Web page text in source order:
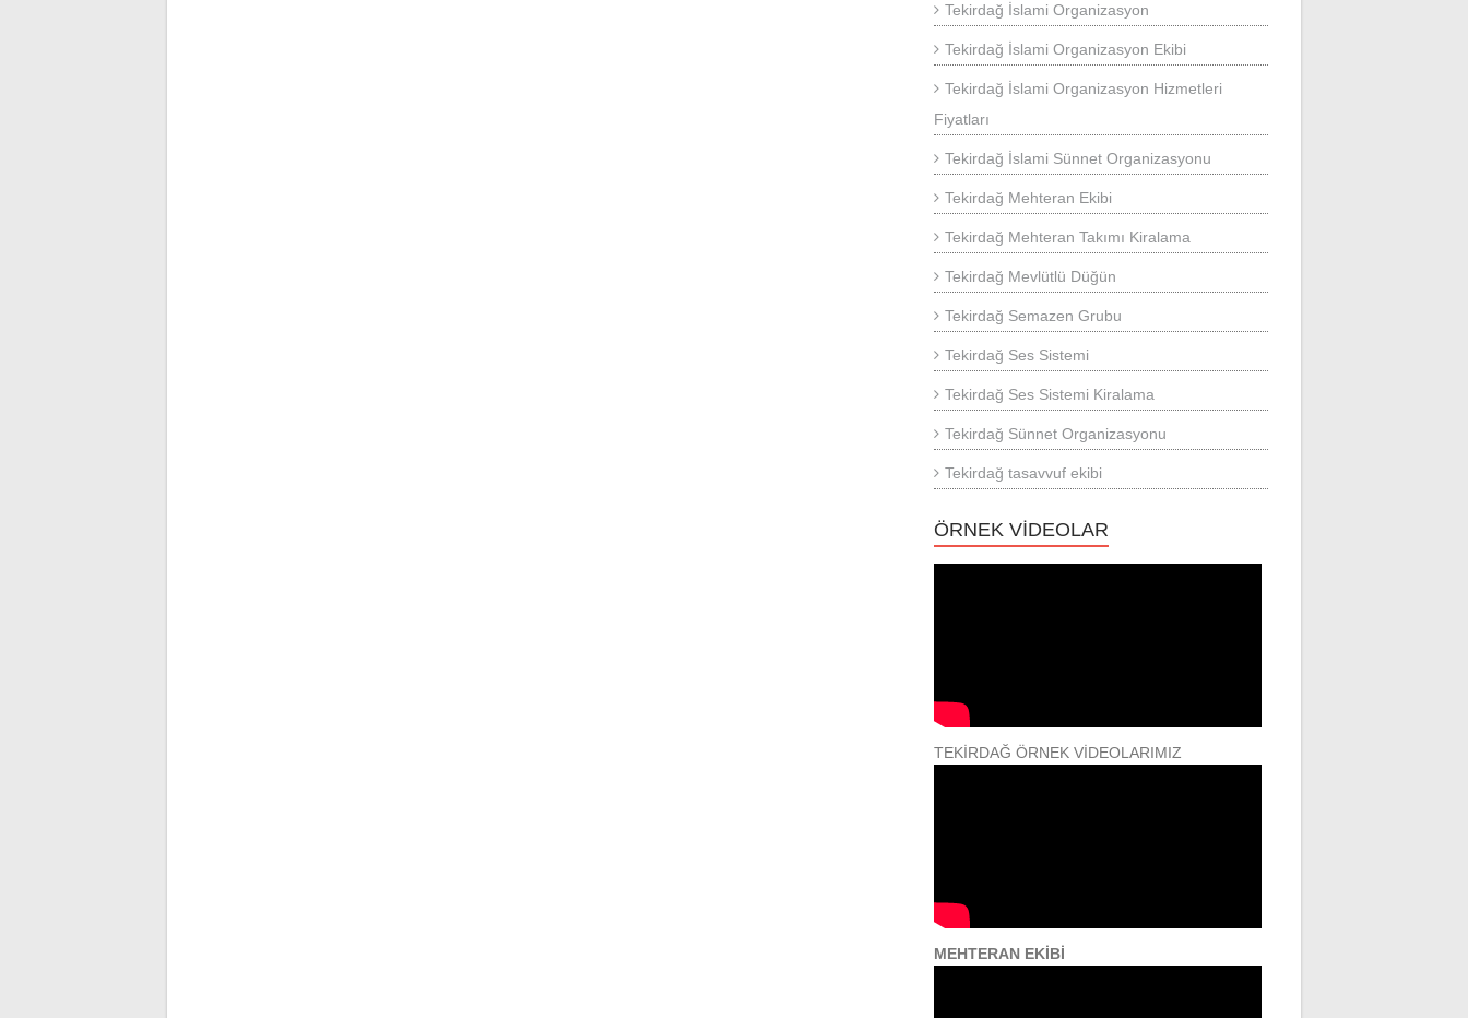
Tekirdağ İslami Organizasyon
Tekirdağ İslami Organizasyon Ekibi
Tekirdağ İslami Organizasyon Hizmetleri
Fiyatları
Tekirdağ İslami Sünnet Organizasyonu
Tekirdağ Mehteran Ekibi
Tekirdağ Mehteran Takımı Kiralama
Tekirdağ Mevlütlü Düğün
Tekirdağ Semazen Grubu
Tekirdağ Ses Sistemi
Tekirdağ Ses Sistemi Kiralama
Tekirdağ Sünnet Organizasyonu
Tekirdağ tasavvuf ekibi
ÖRNEK VİDEOLAR
TEKİRDAĞ ÖRNEK VİDEOLARIMIZ
MEHTERAN EKİBİ